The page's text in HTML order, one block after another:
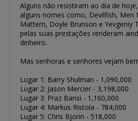
Alguns não resistiram ao dia de
alguns nomes como, Devilfish, Men
Mattern, Doyle Brunson e Yevgeniy
pelas suas prestações renderam
dinheiro.
Mas senhoras e senhores vejam
Lugar 1: Barry Shulman - 1,090,000
Lugar 2: Jason Mercier - 3,198,000
Lugar 3: Praz Bansi - 1,160,000
Lugar 4: Markus Ristola - 784,000
Lugar 5: Chris Bjorin - 518,000